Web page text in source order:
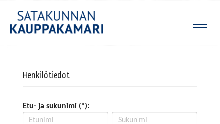
Henkilötiedot
Etu- ja sukunimi (*):